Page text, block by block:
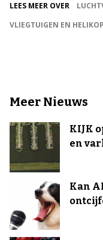
LEES MEER OVER
VLIEGTUIGEN EN
Meer Nieuws
KIJK
en
Kan